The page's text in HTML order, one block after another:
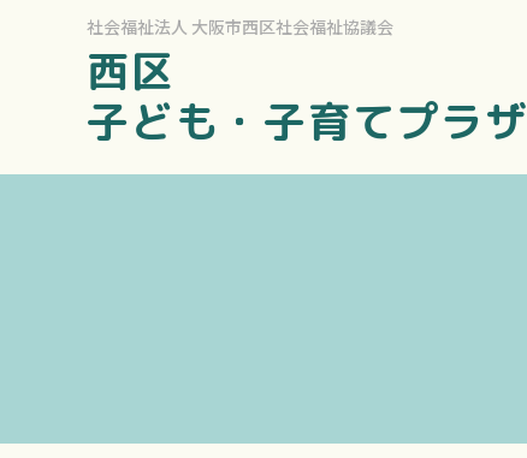
社会福祉法人 大阪市西区社会福祉協議会
西区
子ども・子育てプラザ